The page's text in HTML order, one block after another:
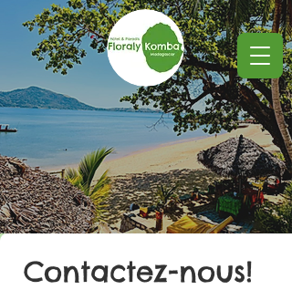
Contactez-nous!